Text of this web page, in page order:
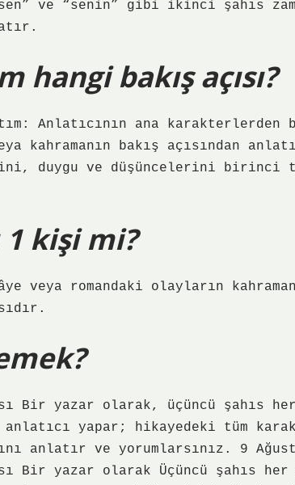
ve “senin” gibi ikinci şahıs
hangi bakış açısı?
Anlatıcının ana karakterlerden
kahramanın bakış açısından
duygu ve düşüncelerini birinci
1 kişi mi?
veya romandaki olayların
Bir yazar olarak, üçüncü şahıs
yapar; hikayedeki tüm
anlatır ve yorumlarsınız. 9
Bir yazar olarak Üçüncü şahıs